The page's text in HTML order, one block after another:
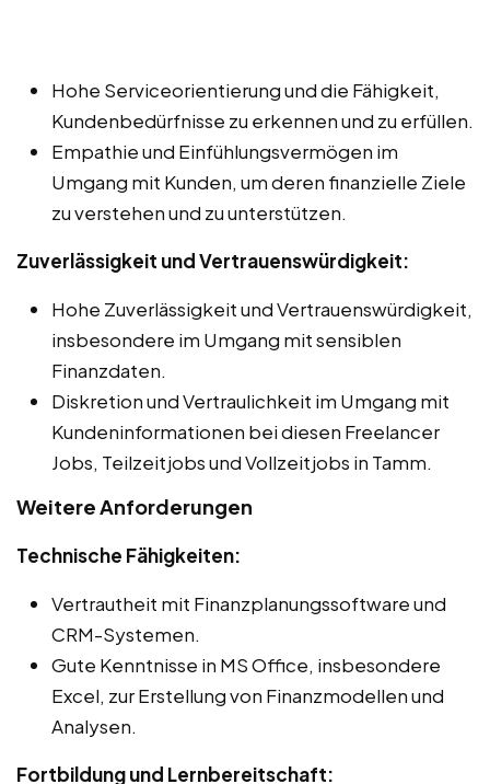
Hohe Serviceorientierung und die Fähigkeit,
Kundenbedürfnisse zu erkennen und zu erfüllen.
Empathie und Einfühlungsvermögen im
Umgang mit Kunden, um deren finanzielle Ziele
zu verstehen und zu unterstützen.
Zuverlässigkeit und Vertrauenswürdigkeit:
Hohe Zuverlässigkeit und Vertrauenswürdigkeit,
insbesondere im Umgang mit sensiblen
Finanzdaten.
Diskretion und Vertraulichkeit im Umgang mit
Kundeninformationen bei diesen Freelancer
Jobs, Teilzeitjobs und Vollzeitjobs in Tamm.
Weitere Anforderungen
Technische Fähigkeiten:
Vertrautheit mit Finanzplanungssoftware und
CRM-Systemen.
Gute Kenntnisse in MS Office, insbesondere
Excel, zur Erstellung von Finanzmodellen und
Analysen.
Fortbildung und Lernbereitschaft: